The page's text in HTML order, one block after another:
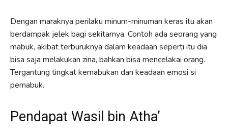
Dengan maraknya perilaku minum-minuman keras itu akan
berdampak jelek bagi sekitarnya. Contoh ada seorang yang
mabuk, akibat terburuknya dalam keadaan seperti itu dia
bisa saja melakukan zina, bahkan bisa mencelakai orang.
Tergantung tingkat kemabukan dan keadaan emosi si
pemabuk.
Pendapat Wasil bin Atha’